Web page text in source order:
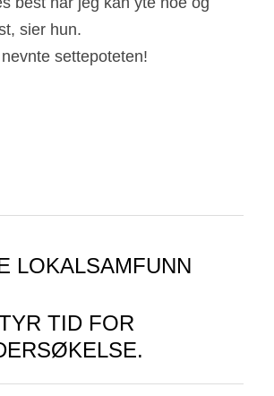
sier hun.
settepoteten!
LOKALSAMFUNN
TID FOR